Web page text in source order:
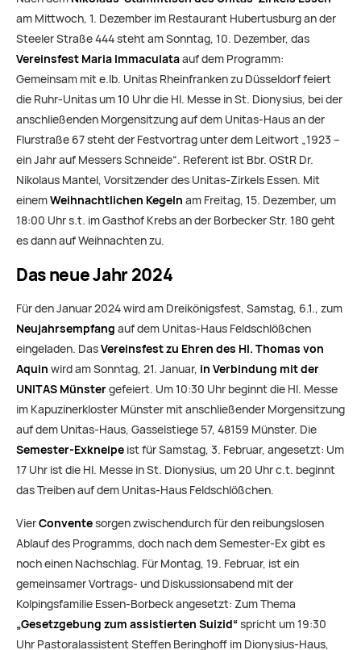
am Mittwoch, 1. Dezember im Restaurant Hubertusburg an der
Steeler Straße 444 steht am Sonntag, 10. Dezember, das
Vereinsfest Maria Immaculataauf dem Programm:
Gemeinsam mit e.lb. Unitas Rheinfranken zu Düsseldorf feiert
die Ruhr-Unitas um 10 Uhr die Hl. Messe in St. Dionysius, bei der
anschließenden Morgensitzung auf dem Unitas-Haus an der
Flurstraße 67 steht der Festvortrag unter dem Leitwort „1923 –
ein Jahr auf Messers Schneide“. Referent ist Bbr. OStR Dr.
Nikolaus Mantel, Vorsitzender des Unitas-Zirkels Essen. Mit
einemWeihnachtlichen Kegeln am Freitag, 15. Dezember, um
18:00 Uhr s.t. im Gasthof Krebs an der Borbecker Str. 180 geht
es dann auf Weihnachten zu.
Das neue Jahr 2024
Für den Januar 2024 wird am Dreikönigsfest, Samstag, 6.1., zum
Neujahrsempfang auf dem Unitas-Haus Feldschlößchen
eingeladen. DasVereinsfest zu Ehren des Hl. Thomas von
Aquin wird am Sonntag, 21. Januar, in Verbindung mit der
UNITAS Münstergefeiert. Um 10:30 Uhr beginnt die Hl. Messe
im Kapuzinerkloster Münster mit anschließender Morgensitzung
auf dem Unitas-Haus, Gasselstiege 57, 48159 Münster. Die
Semester-Exkneipe ist für Samstag, 3. Februar, angesetzt: Um
17 Uhr ist die Hl. Messe in St. Dionysius, um 20 Uhr c.t. beginnt
das Treiben auf dem Unitas-Haus Feldschlößchen.
VierConventesorgen zwischendurch für den reibungslosen
Ablauf des Programms, doch nach dem Semester-Ex gibt es
noch einen Nachschlag. Für Montag, 19. Februar, ist ein
gemeinsamer Vortrags- und Diskussionsabend mit der
Kolpingsfamilie Essen-Borbeck angesetzt: Zum Thema
„Gesetzgebung zum assistierten Suizid“spricht um 19:30
Uhr Pastoralassistent Steffen Beringhoff im Dionysius-Haus,